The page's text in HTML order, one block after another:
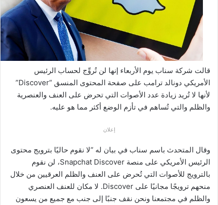
قالت شركة سناب يوم الأربعاء إنها لن تُروِّج لحساب الرئيس
الأمريكي دونالد ترامب على صفحة المحتوى المنسق “Discover”
لأنها لا تُريد زيادة عدد الأصوات التي تحرض على العنف والعنصرية
والظلم والتي تُساهم في تأزم الوضع أكثر مما هو عليه.
إعلان
وقال المتحدث باسم سناب في بيان له “لا نقوم حاليًا بترويج محتوى
الرئيس الأمريكي على منصة Snapchat Discover، لن نقوم
بالترويج للأصوات التي تُحرض على العنف والظلم العرقيين من خلال
منحهم ترويجًا مجانيًا على Discover. لا مكان للعنف العنصري
والظلم في مجتمعنا ونحن نقف جنبًا إلى جنب مع جميع من يسعون